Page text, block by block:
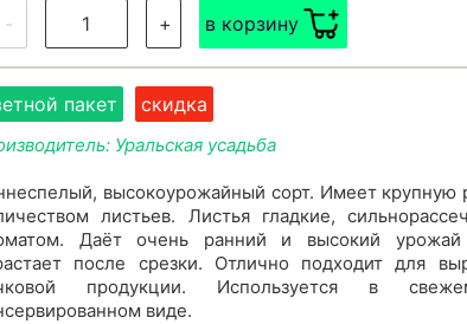
- + в корзину
пакет скидка
Уральская усадьба
высокоурожайный сорт. Имеет крупную
листьев. Листья гладкие,
Даёт очень ранний и высокий урожай
после срезки. Отлично подходит для
продукции. Используется в
виде.